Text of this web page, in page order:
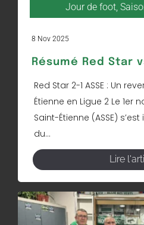
Jour de foot,
8 Nov 2025
Résumé Red Star
Red Star 2-1 ASSE : Un
Étienne en Ligue 2 Le 1er
Saint-Étienne (ASSE)
du...
Lire